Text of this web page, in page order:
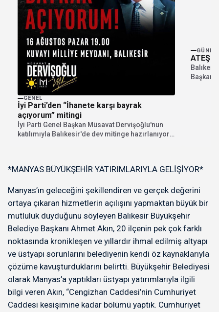
GENEL
İyi Parti’den “İhanete karşı bayrak
açıyorum” mitingi
İyi Parti Genel Başkan Müsavat Dervişoğlu'nun
katılımıyla Balıkesir'de dev mitinge hazırlanıyor.
ATEŞ
*MANYAS BÜYÜKŞEHİR YATIRIMLARIYLA GELİŞİYOR*
Manyas’ın geleceğini şekillendiren ve gerçek değerini
ortaya çıkaran hizmetlerin açılışını yapmaktan büyük bir
mutluluk duyduğunu söyleyen Balıkesir Büyükşehir
Belediye Başkanı Ahmet Akın, 20 ilçenin pek çok farklı
noktasında kronikleşen ve yıllardır ihmal edilmiş altyapı
ve üstyapı sorunlarını belediyenin kendi öz kaynaklarıyla
çözüme kavuşturduklarını belirtti. Büyükşehir Belediyesi
olarak Manyas’a yaptıkları üstyapı yatırımlarıyla ilgili
bilgi veren Akın, “Cengizhan Caddesi’nin Cumhuriyet
Caddesi kesişimine kadar bölümü yaptık. Cumhuriyet